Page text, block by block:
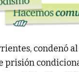
condenó
prisión